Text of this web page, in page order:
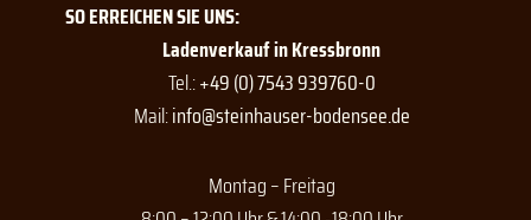
b a
m
u
b
e
SO ERREICHEN SIE UNS:
Ladenverkauf in Kressbronn
Tel.:+49 (0) 7543 939760-0
Mail:info@steinhauser-bodensee.de
Montag – Freitag